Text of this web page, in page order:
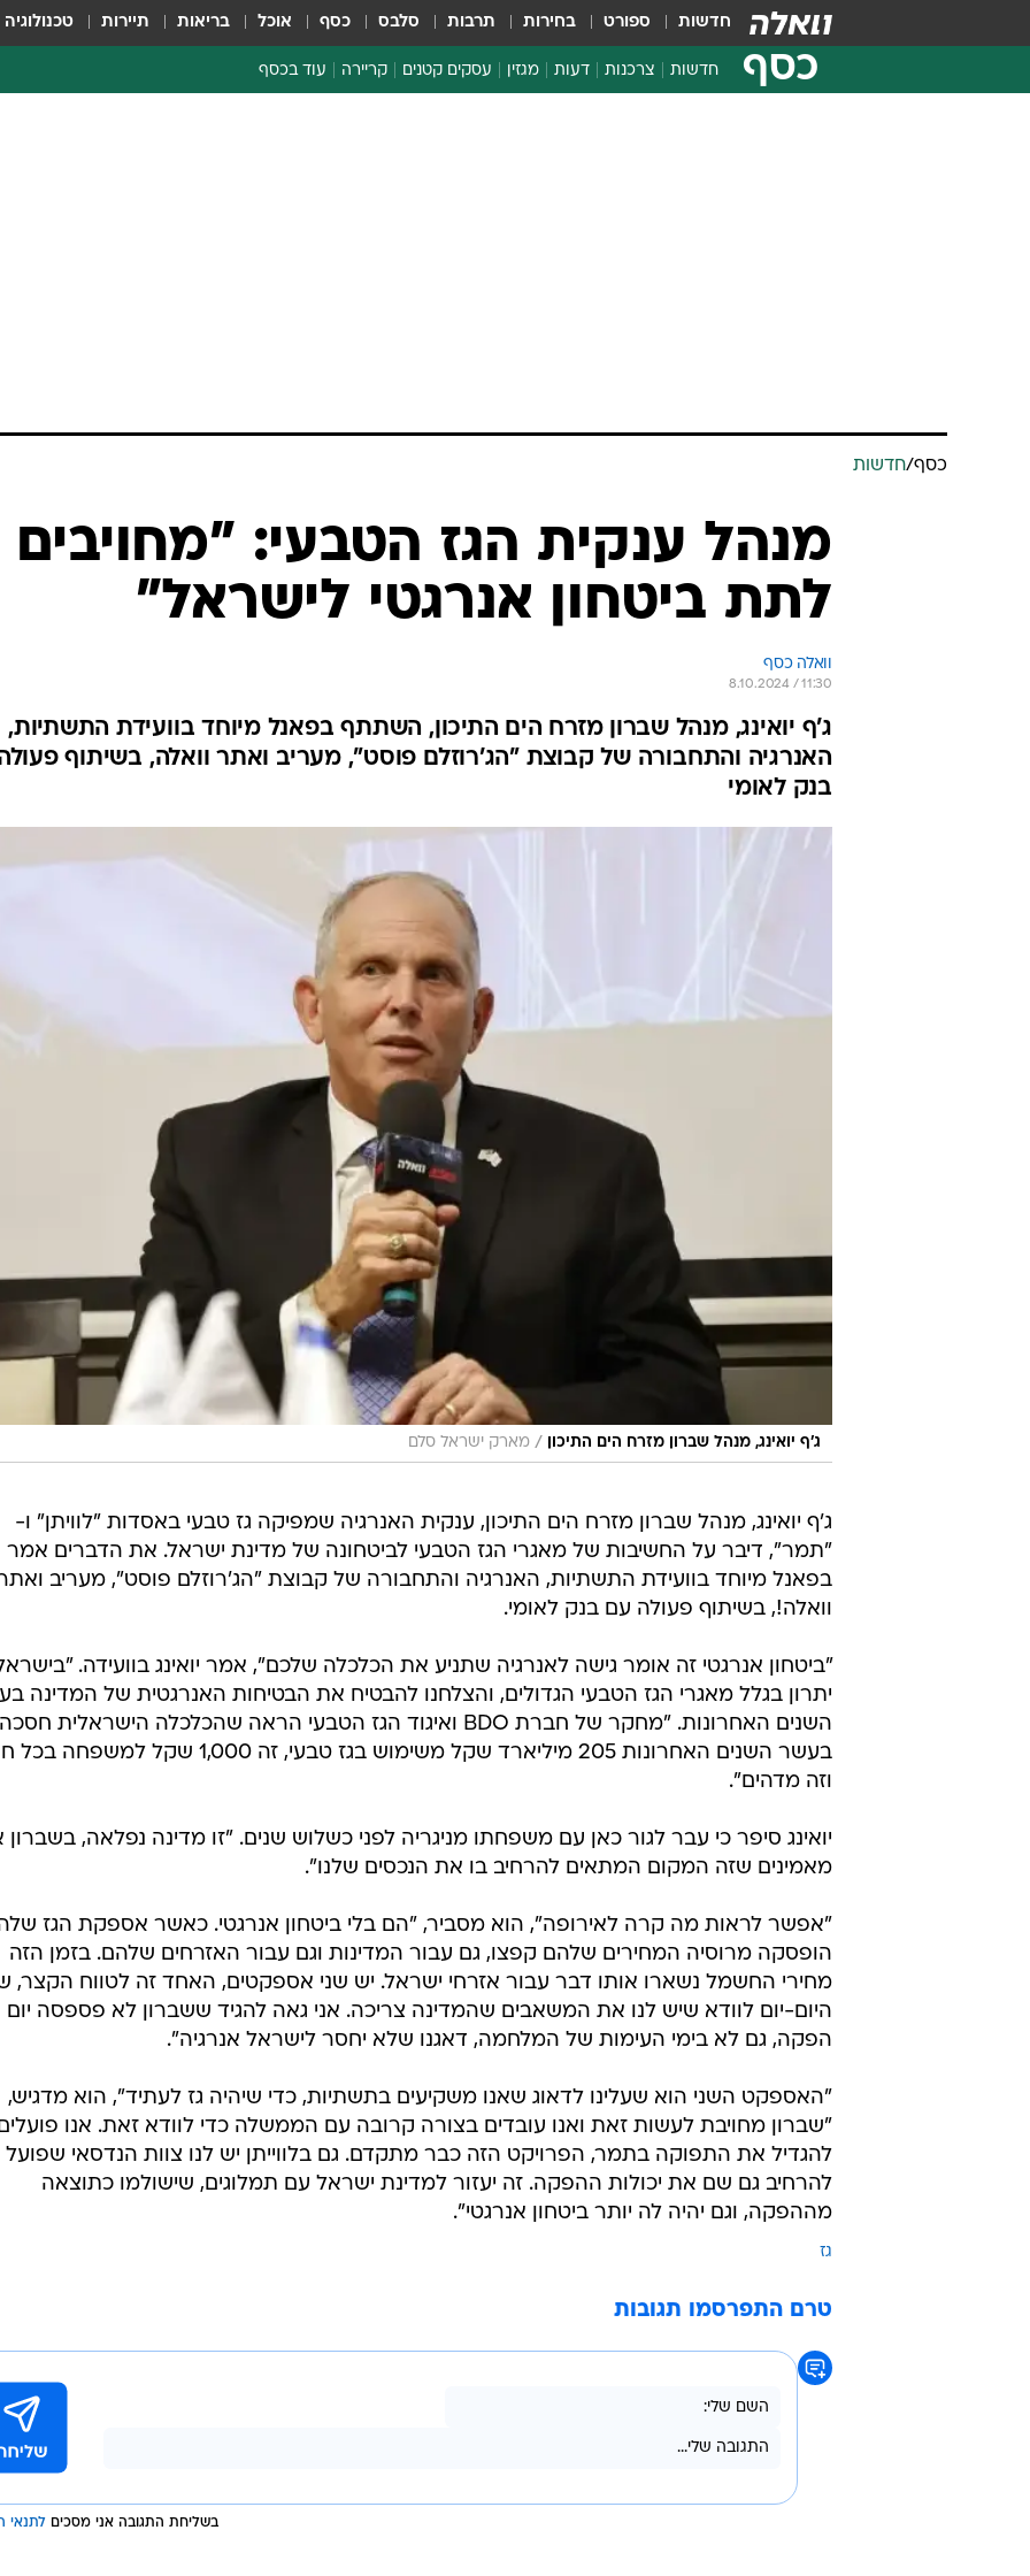
חדשות ספורט בחירות תרבות סלבס כסף אוכל בריאות תיירות טכנולוגיה
כסף חדשות צרכנות דעות מגזין עסקים קטנים קריירה עוד בכסף
כסף/חדשות
מנהל ענקית הגז הטבעי: "מחויבים
לתת ביטחון אנרגטי לישראל"
וואלה כסף
8.10.2024 / 11:30
ג'ף יואינג, מנהל שברון מזרח הים התיכון, השתתף בפאנל מיוחד בוועידת התשתיות,
האנרגיה והתחבורה של קבוצת "הג'רוזלם פוסט", מעריב ואתר וואלה, בשיתוף
בנק לאומי
ג'ף יואינג, מנהל שברון מזרח הים התיכון / מארק ישראל סלם
ג'ף יואינג, מנהל שברון מזרח הים התיכון, ענקית האנרגיה שמפיקה גז טבעי באסדות "לוויתן" ו-
"תמר", דיבר על החשיבות של מאגרי הגז הטבעי לביטחונה של מדינת ישראל. את הדברים אמר
בפאנל מיוחד בוועידת התשתיות, האנרגיה והתחבורה של קבוצת "הג'רוזלם פוסט", מעריב
וואלה!, בשיתוף פעולה עם בנק לאומי.
"ביטחון אנרגטי זה אומר גישה לאנרגיה שתניע את הכלכלה שלכם", אמר יואינג בוועידה.
יתרון בגלל מאגרי הגז הטבעי הגדולים, והצלחנו להבטיח את הבטיחות האנרגטית של המדינה
השנים האחרונות. "מחקר של חברת BDO ואיגוד הגז הטבעי הראה שהכלכלה הישראלית חסכה
בעשר השנים האחרונות 205 מיליארד שקל משימוש בגז טבעי, זה 1,000 שקל
וזה מדהים".
יואינג סיפר כי עבר לגור כאן עם משפחתו מניגריה לפני כשלוש שנים. "זו מדינה נפלאה, בשברון
מאמינים שזה המקום המתאים להרחיב בו את הנכסים שלנו".
"אפשר לראות מה קרה לאירופה", הוא מסביר, "הם בלי ביטחון אנרגטי. כאשר אספקת הגז
הופסקה מרוסיה המחירים שלהם קפצו, גם עבור המדינות וגם עבור האזרחים שלהם. בזמן הזה
מחירי החשמל נשארו אותו דבר עבור אזרחי ישראל. יש שני אספקטים, האחד זה לטווח הקצר,
היום-יום לוודא שיש לנו את המשאבים שהמדינה צריכה. אני גאה להגיד ששברון לא פספסה
הפקה, גם לא בימי העימות של המלחמה, דאגנו שלא יחסר לישראל אנרגיה".
"האספקט השני הוא שעלינו לדאוג שאנו משקיעים בתשתיות, כדי שיהיה גז לעתיד", הוא מדגיש,
"שברון מחויבת לעשות זאת ואנו עובדים בצורה קרובה עם הממשלה כדי לוודא זאת. אנו
להגדיל את התפוקה בתמר, הפרויקט הזה כבר מתקדם. גם בלווייתן יש לנו צוות הנדסאי שפועל
להרחיב גם שם את יכולות ההפקה. זה יעזור למדינת ישראל עם תמלוגים, שישולמו כתוצאה
מההפקה, וגם יהיה לה יותר ביטחון אנרגטי".
גז
טרם התפרסמו תגובות
בשליחת התגובה אני מסכים לתנאי